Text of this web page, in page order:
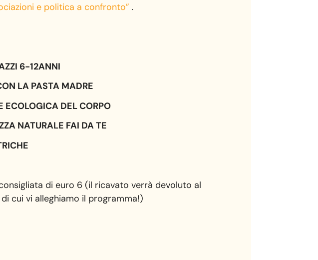
e politica a confronto”.
6-12ANNI
LA PASTA MADRE
ECOLOGICA DEL CORPO
NATURALE FAI DA TE
di euro 6 (il ricavato verrà devoluto al
cui vi alleghiamo il programma!)